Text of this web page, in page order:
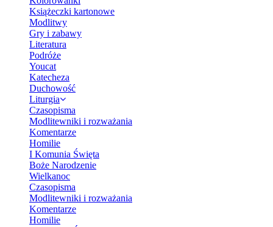
Książeczki kartonowe
Modlitwy
Gry i zabawy
Literatura
Podróże
Youcat
Katecheza
Duchowość
Liturgia
Czasopisma
Modlitewniki i rozważania
Komentarze
Homilie
I Komunia Święta
Boże Narodzenie
Wielkanoc
Czasopisma
Modlitewniki i rozważania
Komentarze
Homilie